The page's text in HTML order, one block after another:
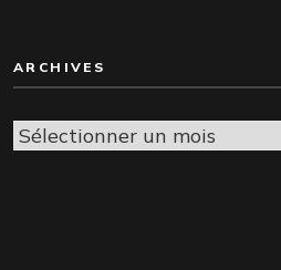
ARCHIVES
Archives